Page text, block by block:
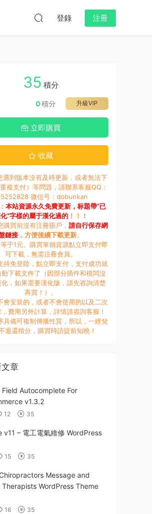
登錄 注冊
35 積分
升級VIP
0積分
立即購買
收藏
遇到版本沒有及時更新，或者無法下
複支付）等問題，請聯系客服QQ：
微信号：dobunkan
本站資源永久免費更新，标題帶“已
”字樣的屬于漢化過的！！！
購買前沒有注冊賬戶， 請自行保存網
鏈接，方便後續下載更新。
于1元。購買單個資源點立即支付即
可下載，無需注冊會員。
持免登陸，點立即支付，支付成功就
下載文件了（因部分插件和模闆沒
化，如果需要漢化版，請先咨詢清楚
再買！）。
會安裝的，或者不會使用的以及二次
費用另外計算，詳情請咨詢客服！
具備可複制傳播性質，所以，一經兌
退還積分，購買時請提前知曉！
章
Field Autocomplete For
v1.3.2
12 35
v11 – 電工電氣維修 WordPress
15 35
Message and
Therapists WordPress Theme
16 35